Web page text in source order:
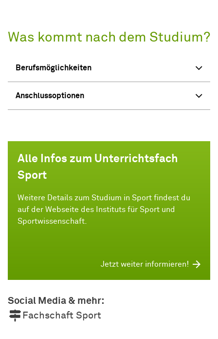
Was kommt nach dem Studium?
Berufsmöglichkeiten
Anschlussoptionen
Alle Infos zum Unterrichtsfach
Sport
Weitere Details zum Studium in Sport findest du
auf der Webseite des Instituts für Sport und
Sportwissenschaft.
Jetzt weiter informieren!
Social Media & mehr:
Fachschaft Sport